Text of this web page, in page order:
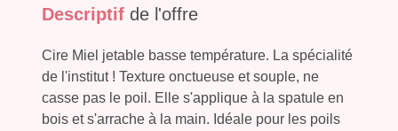
Descriptif de l'offre
Cire Miel jetable basse température. La spécialité
de l'institut ! Texture onctueuse et souple, ne
casse pas le poil. Elle s'applique à la spatule en
bois et s'arrache à la main. Idéale pour les poils